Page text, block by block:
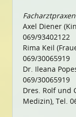
Facharztpraxen
Axel Diener
069/93402122
Rima Keil
069/30065919
Dr. Ileana
069/30065919
Dres. Rolf und
Medizin), Tel.